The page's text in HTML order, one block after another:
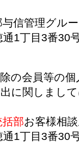
信管理グル
1丁目3番30
の会員等の
に関しまし
部お客様相
1丁目3番30